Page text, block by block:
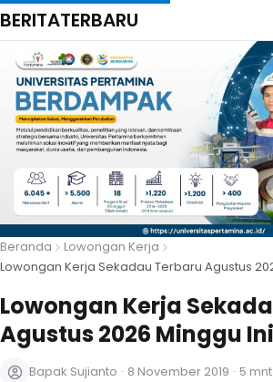
BERITATERBARU
Beranda
Lowongan Kerja
Lowongan Kerja Sekadau Terbaru Agustus
Lowongan Kerja
Agustus 2026 Minggu Ini
Bapak Sujianto · 8 November 2019 · 5 mnt